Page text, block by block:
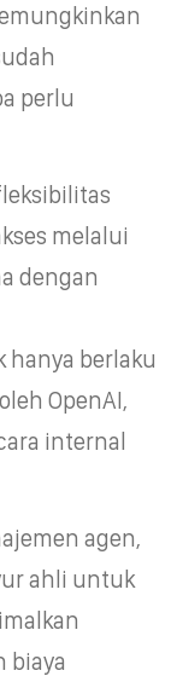
perlu
melalui
dengan
berlaku
OpenAI,
internal
agen,
ahli untuk
biaya